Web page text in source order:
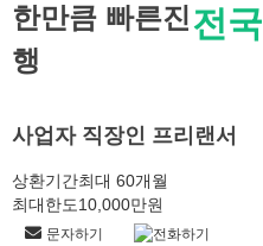
전국
한만큼 빠른진
행
사업자 직장인 프리랜서
상환기간최대 60개월
최대한도10,000만원
문자하기 전화하기